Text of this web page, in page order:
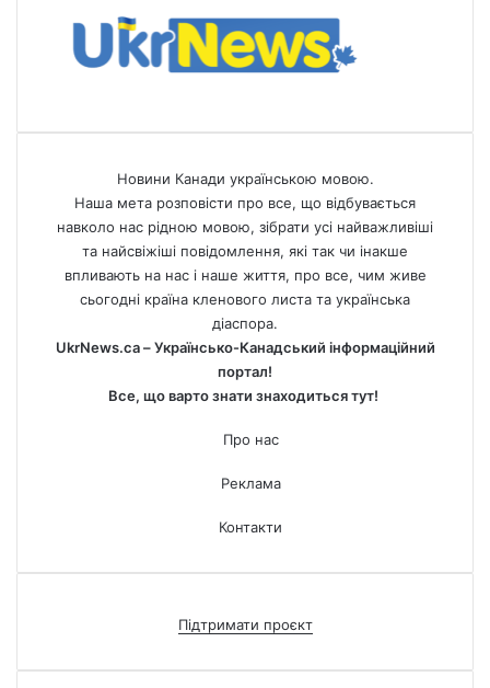
Новини Канади українською мовою.
Наша мета розповісти про все, що відбувається
навколо нас рідною мовою, зібрати усі найважливіші
та найсвіжіші повідомлення, які так чи інакше
впливають на нас і наше життя, про все, чим живе
сьогодні країна кленового листа та українська
діаспора.
UkrNews.ca – Українсько-Канадський інформаційний
портал!
Все, що варто знати знаходиться тут!
Про нас
Реклама
Контакти
Підтримати проєкт